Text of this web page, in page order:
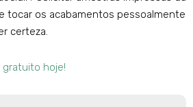
tocar os acabamentos pessoalmente
certeza.
hoje!